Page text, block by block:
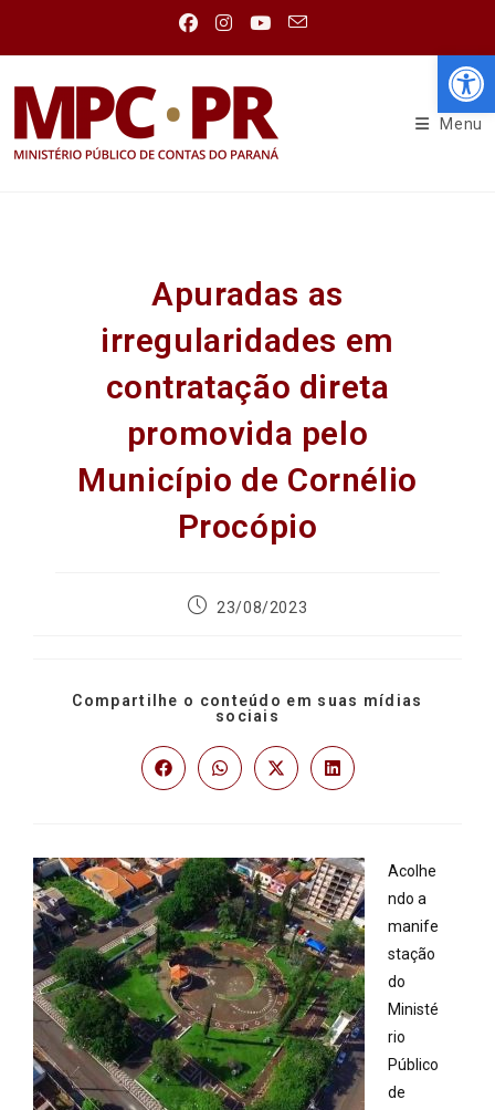
Menu
Apuradas as
irregularidades em
contratação direta
promovida pelo
Município de Cornélio
Procópio
23/08/2023
Compartilhe o conteúdo em suas mídias
sociais
Acolhe
ndo a
manife
stação
do
Ministé
rio
Público
de